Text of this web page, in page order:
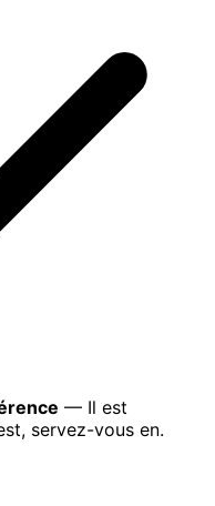
— Il est
servez-vous en.